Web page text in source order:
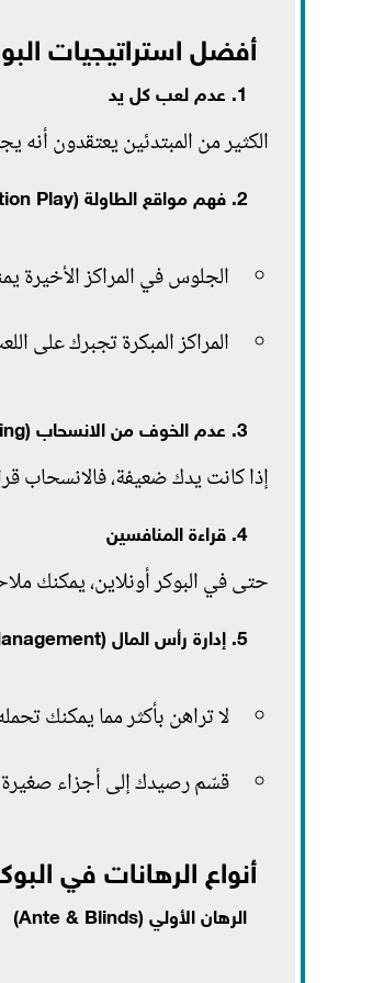
أفضل استراتيجيات
1. عدم لعب كل يد
الكثير من المبتدئين يعتقدون أنه
2. فهم مواقع الطاولة (Position Play)
الجلوس في المراكز الأخيرة
المراكز المبكرة تجبرك على
3. عدم الخوف من الانسحاب (Folding)
إذا كانت يدك ضعيفة، فالانسحاب
4. قراءة المنافسين
حتى في البوكر أونلاين، يمكنك
5. إدارة رأس المال (Bankroll Management)
لا تراهن بأكثر مما يمكنك
قسّم رصيدك إلى أجزاء صغيرة
أنواع الرهانات في
الرهان الأولي (Ante & Blinds)